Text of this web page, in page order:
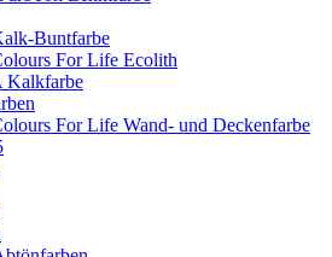
Buntfarbe
For Life Ecolith
For Life Wand- und Deckenfarbe